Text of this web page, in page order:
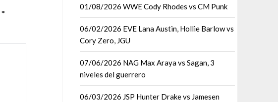
*
01/08/2026 WWE Cody Rhodes vs CM Punk
06/02/2026 EVE Lana Austin, Hollie Barlow vs
Cory Zero, JGU
07/06/2026 NAG Max Araya vs Sagan, 3
niveles del guerrero
06/03/2026 JSP Hunter Drake vs Jamesen